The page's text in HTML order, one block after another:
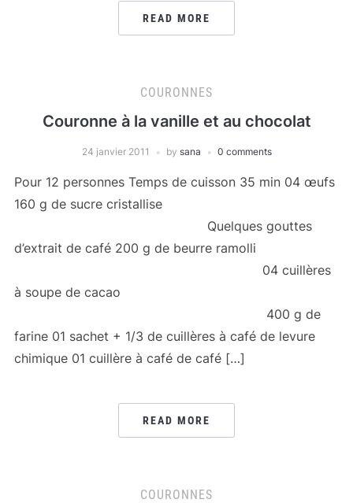
READ MORE
COURONNES
Couronne à la vanille et au chocolat
24 janvier 2011 by sana 0 comments
Pour 12 personnes Temps de cuisson 35 min 04 œufs
160 g de sucre cristallise
Quelques gouttes
d’extrait de café 200 g de beurre ramolli
04 cuillères
à soupe de cacao
400 g de
farine 01 sachet + 1/3 de cuillères à café de levure
chimique 01 cuillère à café de café […]
READ MORE
COURONNES